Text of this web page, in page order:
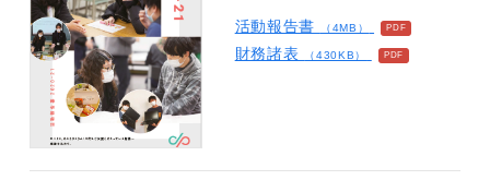
活動報告書 （4MB）
財務諸表 （430KB）